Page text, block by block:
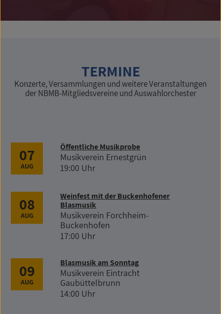
TERMINE
Konzerte, Versammlungen und weitere Veranstaltungen
der NBMB-Mitgliedsvereine und Auswahlorchester
07
AUG
Öffentliche Musikprobe
Musikverein Ernestgrün
19:00 Uhr
08
AUG
Weinfest mit der Buckenhofener
Blasmusik
Musikverein Forchheim-
Buckenhofen
17:00 Uhr
09
AUG
Blasmusik am Sonntag
Musikverein Eintracht
Gaubüttelbrunn
14:00 Uhr